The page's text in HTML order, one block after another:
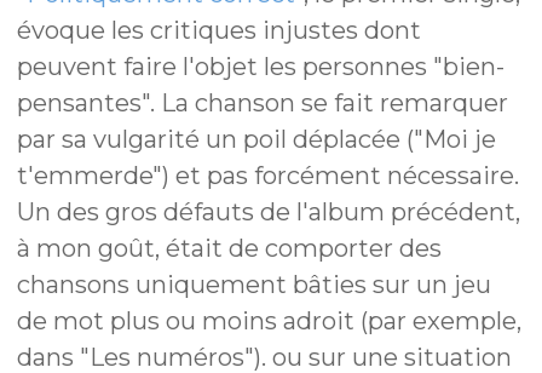
évoque les critiques injustes dont
peuvent faire l'objet les personnes "bien-
pensantes". La chanson se fait remarquer
par sa vulgarité un poil déplacée ("Moi je
t'emmerde") et pas forcément nécessaire.
Un des gros défauts de l'album précédent,
à mon goût, était de comporter des
chansons uniquement bâties sur un jeu
de mot plus ou moins adroit (par exemple,
dans "Les numéros"). ou sur une situation